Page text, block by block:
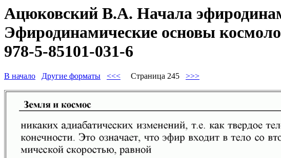
Ацюковский В.А. Начала
Эфиродинамические основы
978-5-85101-031-6
В начало Другие форматы <<< Страница 245 >>>